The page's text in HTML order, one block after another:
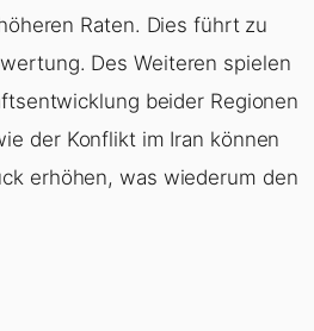
Raten. Dies führt zu
Des Weiteren spielen
beider Regionen
der Konflikt im Iran können
erhöhen, was wiederum den